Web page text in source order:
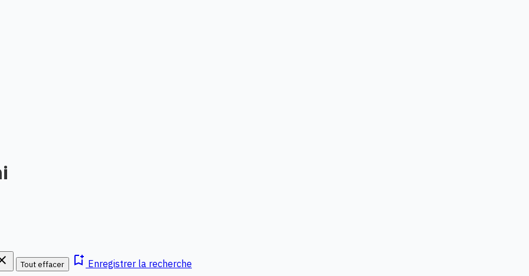
Tout effacer bookmark_add Enregistrer la recherche